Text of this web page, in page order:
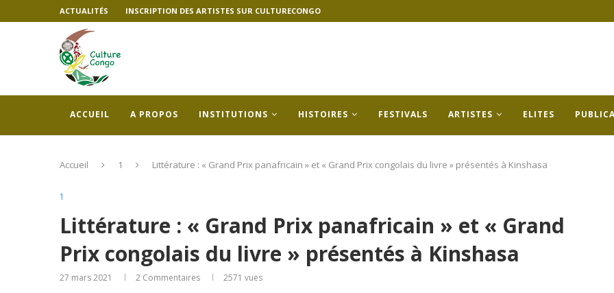
ACTUALITÉS INSCRIPTION DES ARTISTES SUR CULTURECONGO
ACCUEIL A PROPOS INSTITUTIONS HISTOIRES FESTIVALS ARTISTES ELITES
Accueil 1 Littérature : « Grand Prix panafricain » et « Grand Prix congolais du livre » présentés à Kinshasa
1
Littérature : « Grand Prix panafricain » et « Grand
Prix congolais du livre » présentés à Kinshasa
27 mars 2021 2 Commentaires 2571 vues